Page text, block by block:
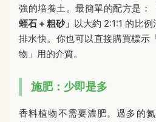
強的培養土。最簡單的配方是：
蛭石 + 粗砂」 以大約 2:1:1 的比例
排水快。你也可以直接購買標示
物」用的介質。
施肥：少即是多
香料植物不需要濃肥。過多的